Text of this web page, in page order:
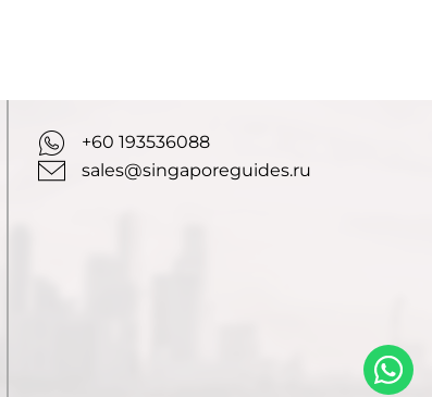
+60 193536088
sales@singaporeguides.ru